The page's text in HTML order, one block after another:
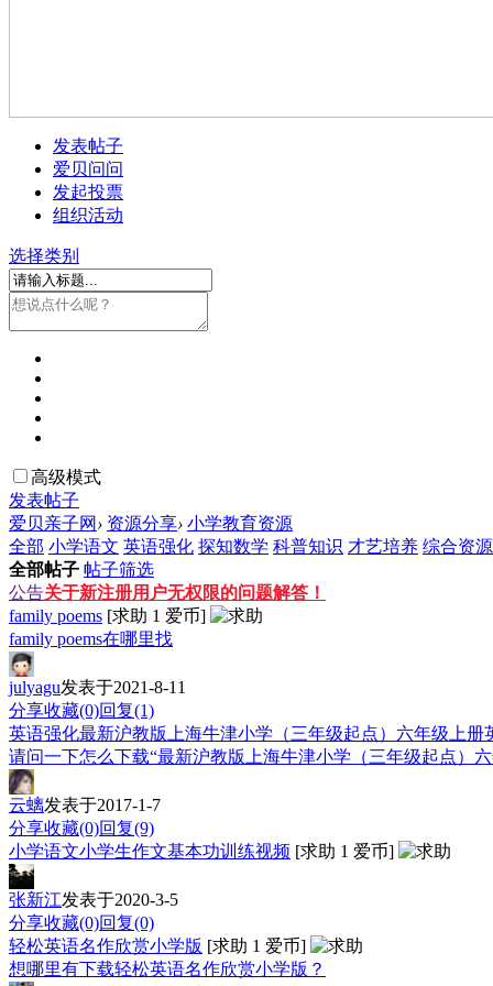
发表帖子
爱贝问问
发起投票
组织活动
选择类别
高级模式
发表帖子
爱贝亲子网 › 资源分享› 小学教育资源
全部 小学语文 英语强化 探知数学 科普知识 才艺培养 综合资源
全部帖子 帖子筛选
公告关于新注册用户无权限的问题解答！
family poems [求助 1 爱币]
family poems在哪里找
julyagu发表于2021-8-11
分享收藏(0)回复(1)
英语强化最新沪教版上海牛津小学（三年级起点）六年级上册
请问一下怎么下载“最新沪教版上海牛津小学（三年级起点）
云螭发表于2017-1-7
分享收藏(0)回复(9)
小学语文小学生作文基本功训练视频 [求助 1 爱币]
张新江发表于2020-3-5
分享收藏(0)回复(0)
轻松英语名作欣赏小学版 [求助 1 爱币]
想哪里有下载轻松英语名作欣赏小学版？